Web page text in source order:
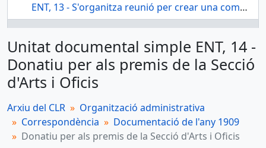
ENT, 13 - S'organitza reunió per crear una comitiva de l'homenatge a Guimerà
Unitat documental simple
ENT, 14 - Donatiu per als premis de la Secció d'Arts i Oficis
Unitat documental simple
ENT, 15 - Zacarías Herrero envia un exemplar del seu nou llibre
Unitat documental simple
ENT, 16 - El governador civil de la província de Tarragona farà un donatiu de 25 pessetes
Unitat documental simple ENT, 14 -
Donatiu per als premis de la Secció
d'Arts i Oficis
Arxiu del CLR
Organització administrativa
Correspondència
Documentació de l'any 1909
Donatiu per als premis de la Secció d'Arts i Oficis